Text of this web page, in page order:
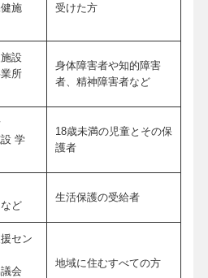
施
受けた方
設
業所
身体障害者や知的障害
者、精神障害者など
学
18歳未満の児童とその保
護者
ど
生活保護の受給者
セン
議会
地域に住むすべての方